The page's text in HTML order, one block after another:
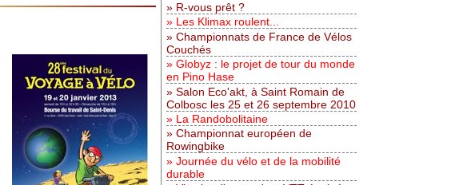
R-vous prêt ?
Les Klimax roulent...
Championnats de France de Vélos
Couchés
Globyz : le projet de tour du monde
en Pino Hase
Salon Eco'akt, à Saint Romain de
Colbosc les 25 et 26 septembre 2010
La Randobolitaine
Championnat européen de
Rowingbike
Journée du vélo et de la mobilité
durable